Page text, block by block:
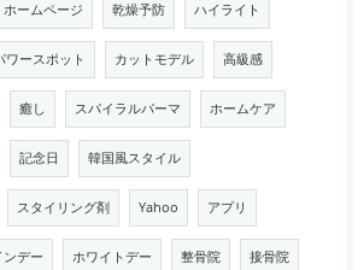
ホームページ 乾燥予防 ハイライト
ワースポット カットモデル 高級感
癒し スパイラルパーマ ホームケア
記念日 韓国風スタイル
スタイリング剤 Yahoo アプリ
デー ホワイトデー 整骨院 接骨院